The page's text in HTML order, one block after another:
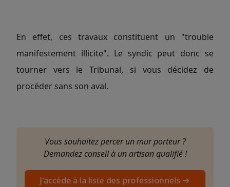
En effet, ces travaux constituent un "trouble
manifestement illicite". Le syndic peut donc se
tourner vers le Tribunal, si vous décidez de
procéder sans son aval.
Vous souhaitez percer un mur porteur ?
Demandez conseil à un artisan qualifié !
J'accède à la liste des professionnels →